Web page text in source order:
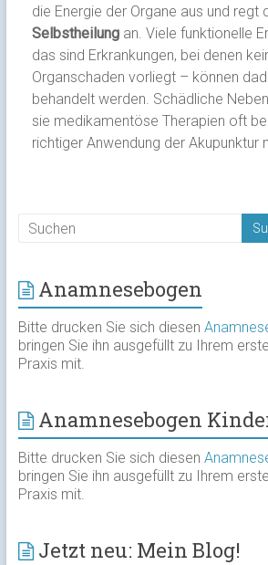
die Energie der Organe aus und regt
Selbstheilungan. Viele funktionelle
das sind Erkrankungen, bei denen
Organschaden vorliegt – können
behandelt werden. Schädliche
sie medikamentöse Therapien oft
richtiger Anwendung der Akupunktur
Anamnesebogen
Bitte drucken Sie sich diesen
bringen Sie ihn ausgefüllt zu Ihrem
Praxis mit.
Anamnesebogen
Bitte drucken Sie sich diesen
bringen Sie ihn ausgefüllt zu Ihrem
Praxis mit.
Jetzt neu: Mein Blog!